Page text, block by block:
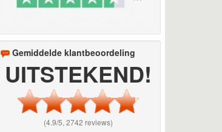
Gemiddelde klantbeoordeling
UITSTEKEND!
(4.9/5, 2742 reviews)